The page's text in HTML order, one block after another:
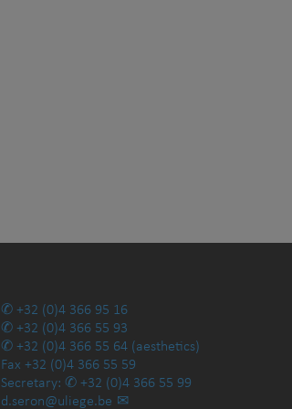
+32 (0)4 366 95 16
+32 (0)4 366 55 93
+32 (0)4 366 55 64 (aesthetics)
Fax +32 (0)4 366 55 59
Secretary:
+32 (0)4 366 55 99
d.seron@uliege.be